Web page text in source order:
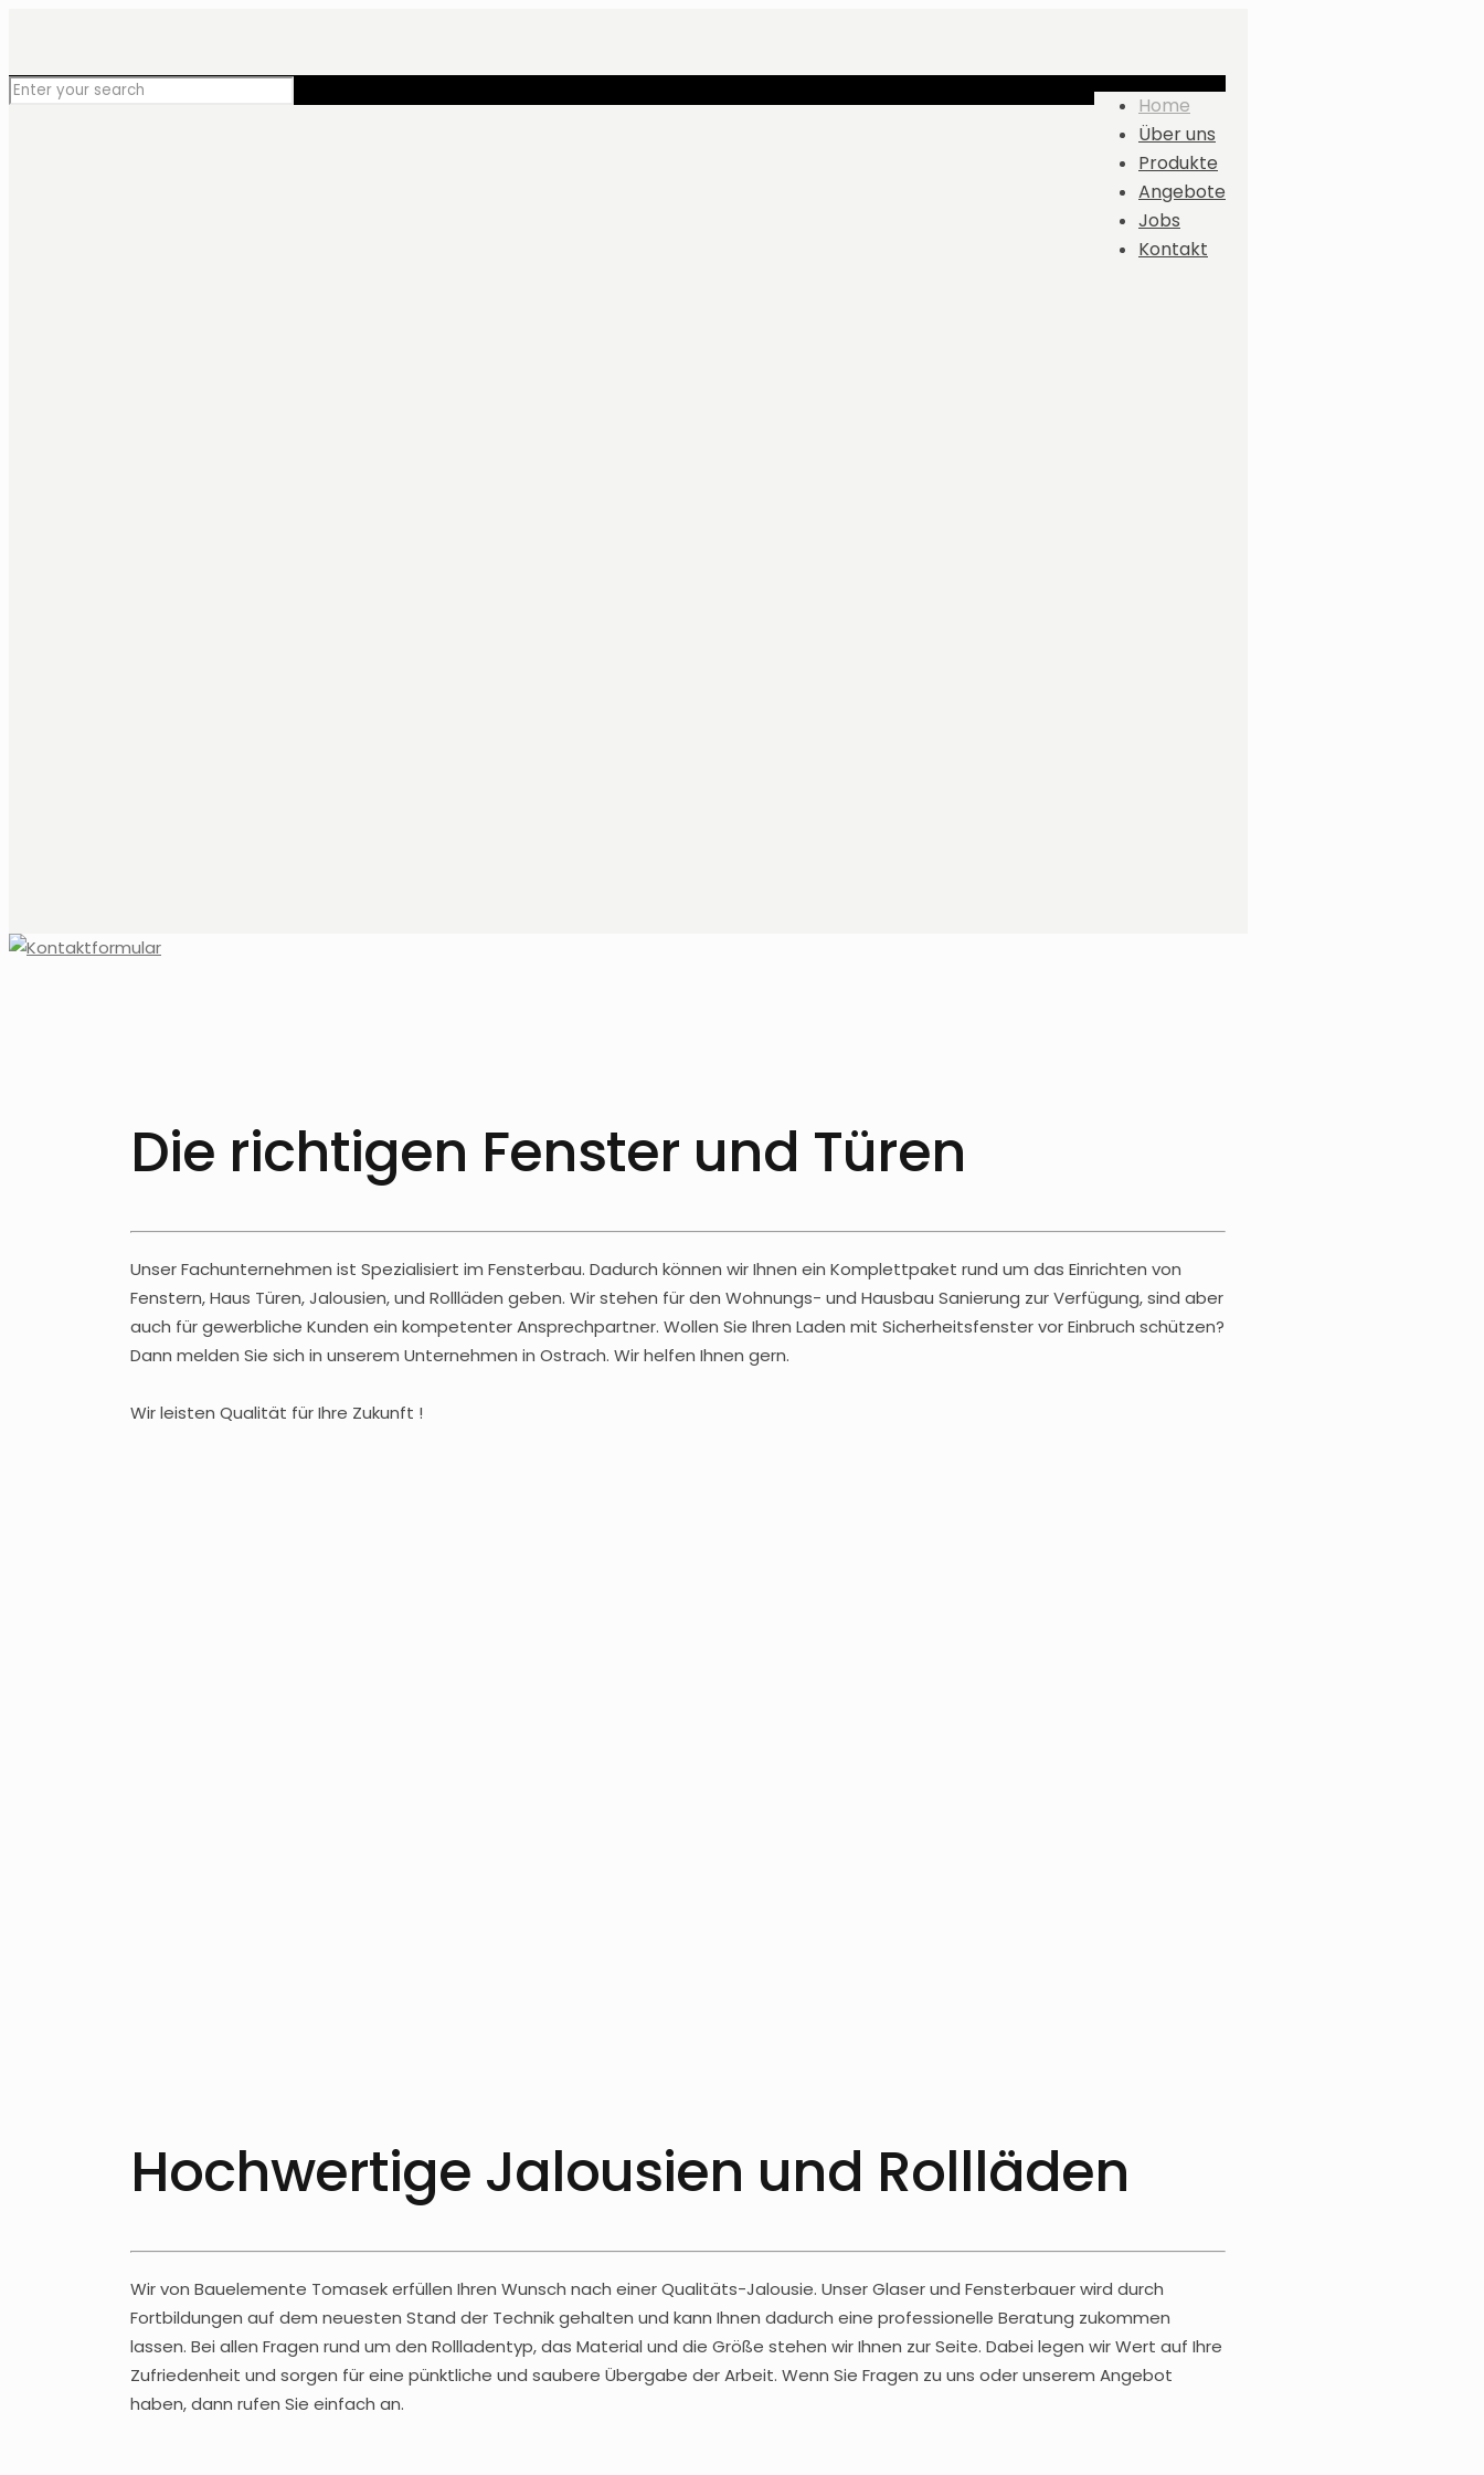
Home
Über uns
Produkte
Angebote
Jobs
Kontakt
Die richtigen Fenster und Türen
Unser Fachunternehmen ist Spezialisiert im Fensterbau. Dadurch können wir Ihnen ein Komplettpaket rund um das Einrichten von
Fenstern, Haus Türen, Jalousien, und Rollläden geben. Wir stehen für den Wohnungs- und Hausbau Sanierung zur Verfügung, sind aber
auch für gewerbliche Kunden ein kompetenter Ansprechpartner. Wollen Sie Ihren Laden mit Sicherheitsfenster vor Einbruch schützen?
Dann melden Sie sich in unserem Unternehmen in Ostrach. Wir helfen Ihnen gern.
Wir leisten Qualität für Ihre Zukunft !
Hochwertige Jalousien und Rollläden
Wir von Bauelemente Tomasek erfüllen Ihren Wunsch nach einer Qualitäts-Jalousie. Unser Glaser und Fensterbauer wird durch
Fortbildungen auf dem neuesten Stand der Technik gehalten und kann Ihnen dadurch eine professionelle Beratung zukommen
lassen. Bei allen Fragen rund um den Rollladentyp, das Material und die Größe stehen wir Ihnen zur Seite. Dabei legen wir Wert auf Ihre
Zufriedenheit und sorgen für eine pünktliche und saubere Übergabe der Arbeit. Wenn Sie Fragen zu uns oder unserem Angebot
haben, dann rufen Sie einfach an.